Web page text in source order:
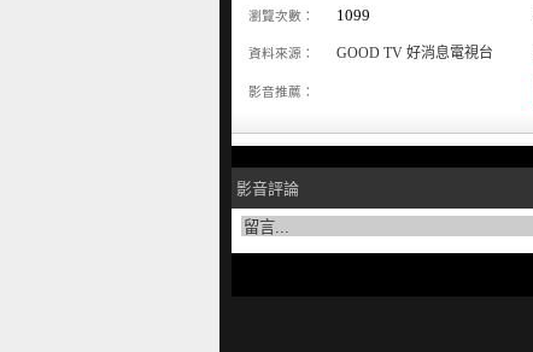
瀏覽次數： 1099
資料來源： GOOD TV 好消息電視台
影音推薦：
影音評論